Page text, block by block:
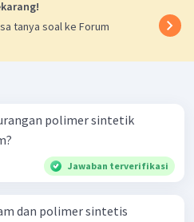
tanya soal ke Forum
polimer sintetik
Jawaban terverifikasi
dan polimer sintetis